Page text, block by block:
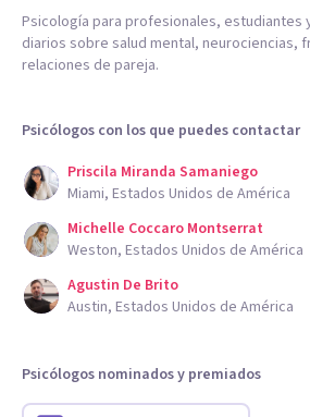
Psicología para profesionales, estudiantes
diarios sobre salud mental, neurociencias,
relaciones de pareja.
Psicólogos con los que puedes contactar
Priscila Miranda Samaniego
Miami, Estados Unidos de América
Michelle Coccaro Montserrat
Weston, Estados Unidos de América
Agustin De Brito
Austin, Estados Unidos de América
Psicólogos nominados y premiados